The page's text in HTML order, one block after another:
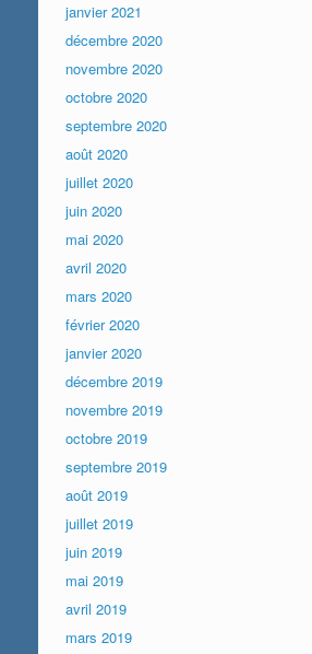
janvier 2021
décembre 2020
novembre 2020
octobre 2020
septembre 2020
août 2020
juillet 2020
juin 2020
mai 2020
avril 2020
mars 2020
février 2020
janvier 2020
décembre 2019
novembre 2019
octobre 2019
septembre 2019
août 2019
juillet 2019
juin 2019
mai 2019
avril 2019
mars 2019